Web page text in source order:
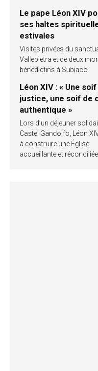
Le pape Léon XIV
ses haltes
estivales
Visites privées du
Vallepietra et de deux
bénédictins à Subiaco
Léon XIV : « Une
justice, une soif de
authentique »
Lors d’un déjeuner
Castel Gandolfo, Léon
à construire une Église
accueillante et réconciliée